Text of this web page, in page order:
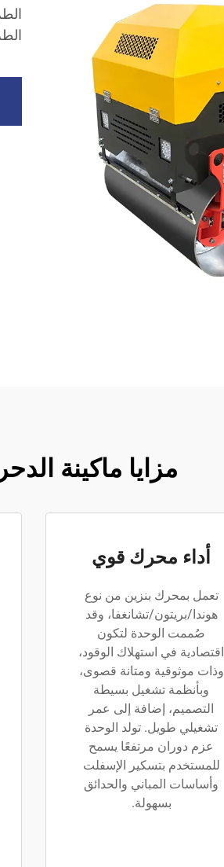
مزايا ماكينة
أداء محرك قوي
تعمل بمحرك بنزين من نوع
هوندا/بريتون/تشانغفا، وقد
صُممت الوحدة لتكون
اقتصادية في استهلاك الوقود،
وذات موثوقية ومتانة قصوى،
وبأنظمة تشغيل بسيطة
التصميم، إضافة إلى عمر
تشغيلي طويل. تولد الوحدة
عزم دوران مرتفعًا يسمح
للمستخدم بتسكير الإسفلت
وأساسات المباني والحدائق
بسهولة.